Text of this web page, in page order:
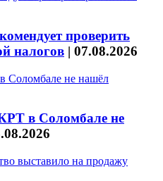
проверить
налогов | 07.08.2026
в Соломбале не